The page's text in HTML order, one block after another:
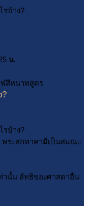
บ้าง?
น.
หนาทสูตร
บ้าง?
สกทาคามีเป็นสมณะ
น ลัทธิของศาสดาอื่น